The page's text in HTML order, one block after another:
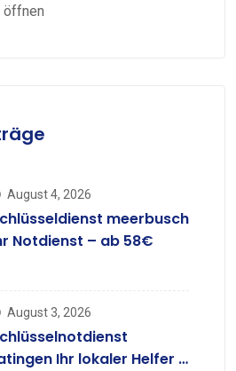
öffnen
August 4, 2026
meerbusch
Notdienst – ab 58€
August 3, 2026
Ihr lokaler Helfer –